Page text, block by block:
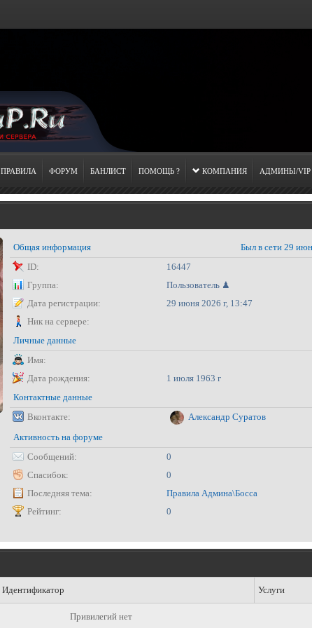
ПРАВИЛА ФОРУМ БАНЛИСТ ПОМОЩЬ ? КОМПАНИЯ АДМИНЫ/VIP
Общая информация
Был в сети 29
ID:
16447
Группа:
Пользователь ♟
Дата регистрации:
29 июня 2026 г, 13:47
Ник на сервере:
Личные данные
Имя:
Дата рождения:
1 июля 1963 г
Контактные данные
Вконтакте:
Александр Суратов
Активность на форуме
Сообщений:
0
Спасибок:
0
Последняя тема:
Правила Админа\Босса
Рейтинг:
0
Идентификатор Услуги
Привилегий нет